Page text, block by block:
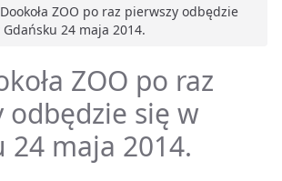
ZOO po raz pierwszy odbędzie
24 maja 2014.
ZOO po raz
odbędzie się w
24 maja 2014.